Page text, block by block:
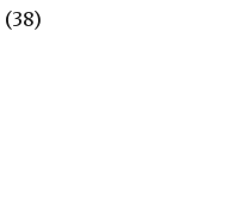
(38)